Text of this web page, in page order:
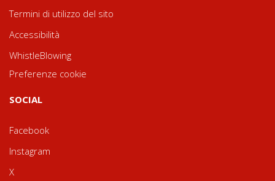
Termini di utilizzo del sito
Accessibilità
WhistleBlowing
Preferenze cookie
SOCIAL
Facebook
Instagram
X